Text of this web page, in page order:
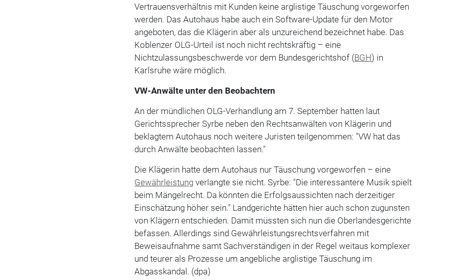
Vertrauensverhältnis mit Kunden keine arglistige Täuschung vorgeworfen
werden. Das Autohaus habe auch ein Software-Update für den Motor
angeboten, das die Klägerin aber als unzureichend bezeichnet habe. Das
Koblenzer OLG-Urteil ist noch nicht rechtskräftig – eine
Nichtzulassungsbeschwerde vor dem Bundesgerichtshof (BGH) in
Karlsruhe wäre möglich.
VW-Anwälte unter den Beobachtern
An der mündlichen OLG-Verhandlung am 7. September hatten laut
Gerichtssprecher Syrbe neben den Rechtsanwälten von Klägerin und
beklagtem Autohaus noch weitere Juristen teilgenommen: "VW hat das
durch Anwälte beobachten lassen."
Die Klägerin hatte dem Autohaus nur Täuschung vorgeworfen – eine
Gewährleistung verlangte sie nicht. Syrbe: "Die interessantere Musik spielt
beim Mängelrecht. Da könnten die Erfolgsaussichten nach derzeitiger
Einschätzung höher sein." Landgerichte hätten hier auch schon zugunsten
von Klägern entschieden. Damit müssten sich nun die Oberlandesgerichte
befassen. Allerdings sind Gewährleistungsrechtsverfahren mit
Beweisaufnahme samt Sachverständigen in der Regel weitaus komplexer
und teurer als Prozesse um angebliche arglistige Täuschung im
Abgasskandal. (dpa)